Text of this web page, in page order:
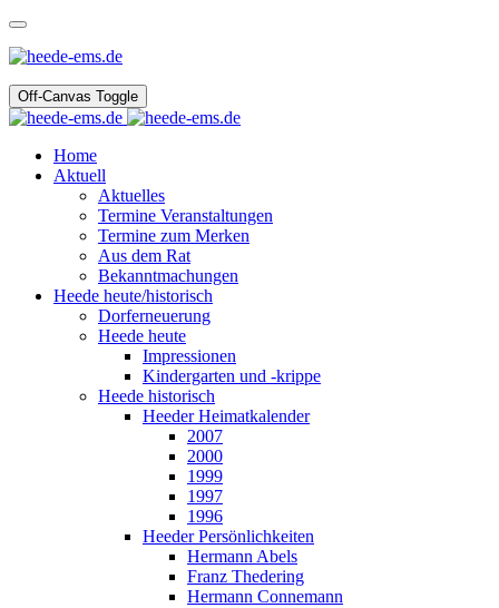
Off-Canvas Toggle
Home
Aktuell
Aktuelles
Termine Veranstaltungen
Termine zum Merken
Aus dem Rat
Bekanntmachungen
Heede heute/historisch
Dorferneuerung
Heede heute
Impressionen
Kindergarten und -krippe
Heede historisch
Heeder Heimatkalender
2007
2000
1999
1997
1996
Heeder Persönlichkeiten
Hermann Abels
Franz Thedering
Hermann Connemann